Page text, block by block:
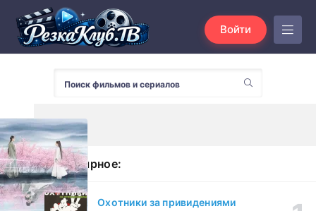
Войти
Популярное:
Охотники за привидениями